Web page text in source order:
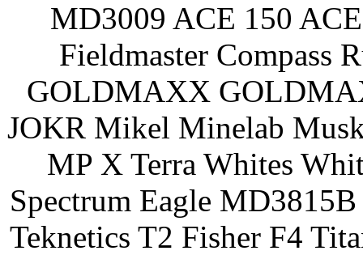
MD3009 ACE 150
Fieldmaster Compass
GOLDMAXX
JOKR Mikel Minelab
MP X Terra Whites
Spectrum Eagle
Teknetics T2 Fisher F4